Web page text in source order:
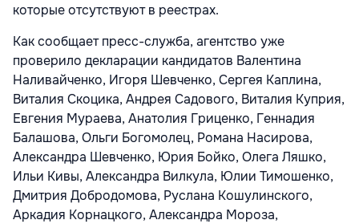
которые отсутствуют в реестрах.
Как сообщает пресс-служба, агентство уже
проверило декларации кандидатов Валентина
Наливайченко, Игоря Шевченко, Сергея Каплина,
Виталия Скоцика, Андрея Садового, Виталия Куприя,
Евгения Мураева, Анатолия Гриценко, Геннадия
Балашова, Ольги Богомолец, Романа Насирова,
Александра Шевченко, Юрия Бойко, Олега Ляшко,
Ильи Кивы, Александра Вилкула, Юлии Тимошенко,
Дмитрия Добродомова, Руслана Кошулинского,
Аркадия Корнацкого, Александра Мороза,